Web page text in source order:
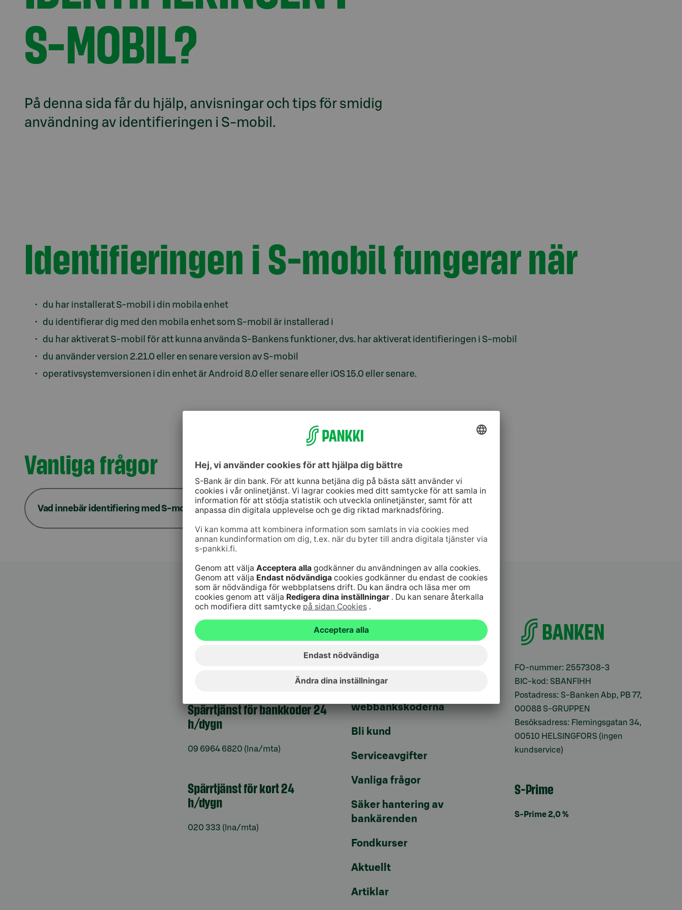
S-MOBIL?
På denna sida får du hjälp, anvisningar och tips för smidig
användning av identifieringen i S-mobil.
Identifieringen i S-mobil fungerar när
du har installerat S-mobil i din mobila enhet
du identifierar dig med den mobila enhet som S-mobil är installerad i
du har aktiverat S-mobil för att kunna använda S-Bankens funktioner, dvs. har aktiverat identifieringen i S-mobil
du använder version 2.21.0 eller en senare version av S-mobil
operativsystemversionen i din enhet är Android 8.0 eller senare eller iOS 15.0 eller senare.
Vanliga frågor
Vad innebär identifiering med S-mobil?
Kundtjänst
Spärrtjänst för bankkoder 24
h/dygn
09 6964 6820 (lna/mta)
Spärrtjänst för kort 24
h/dygn
020 333 (lna/mta)
Genvägar
webbankskoderna
Bli kund
Serviceavgifter
Vanliga frågor
Säker hantering av
bankärenden
Fondkurser
Aktuellt
Artiklar
FO-nummer: 2557308-3
BIC-kod: SBANFIHH
Postadress: S-Banken Abp, PB 77,
00088 S-GRUPPEN
Besöksadress: Flemingsgatan 34,
00510 HELSINGFORS (ingen
kundservice)
S-Prime
S-Prime 2,0 %